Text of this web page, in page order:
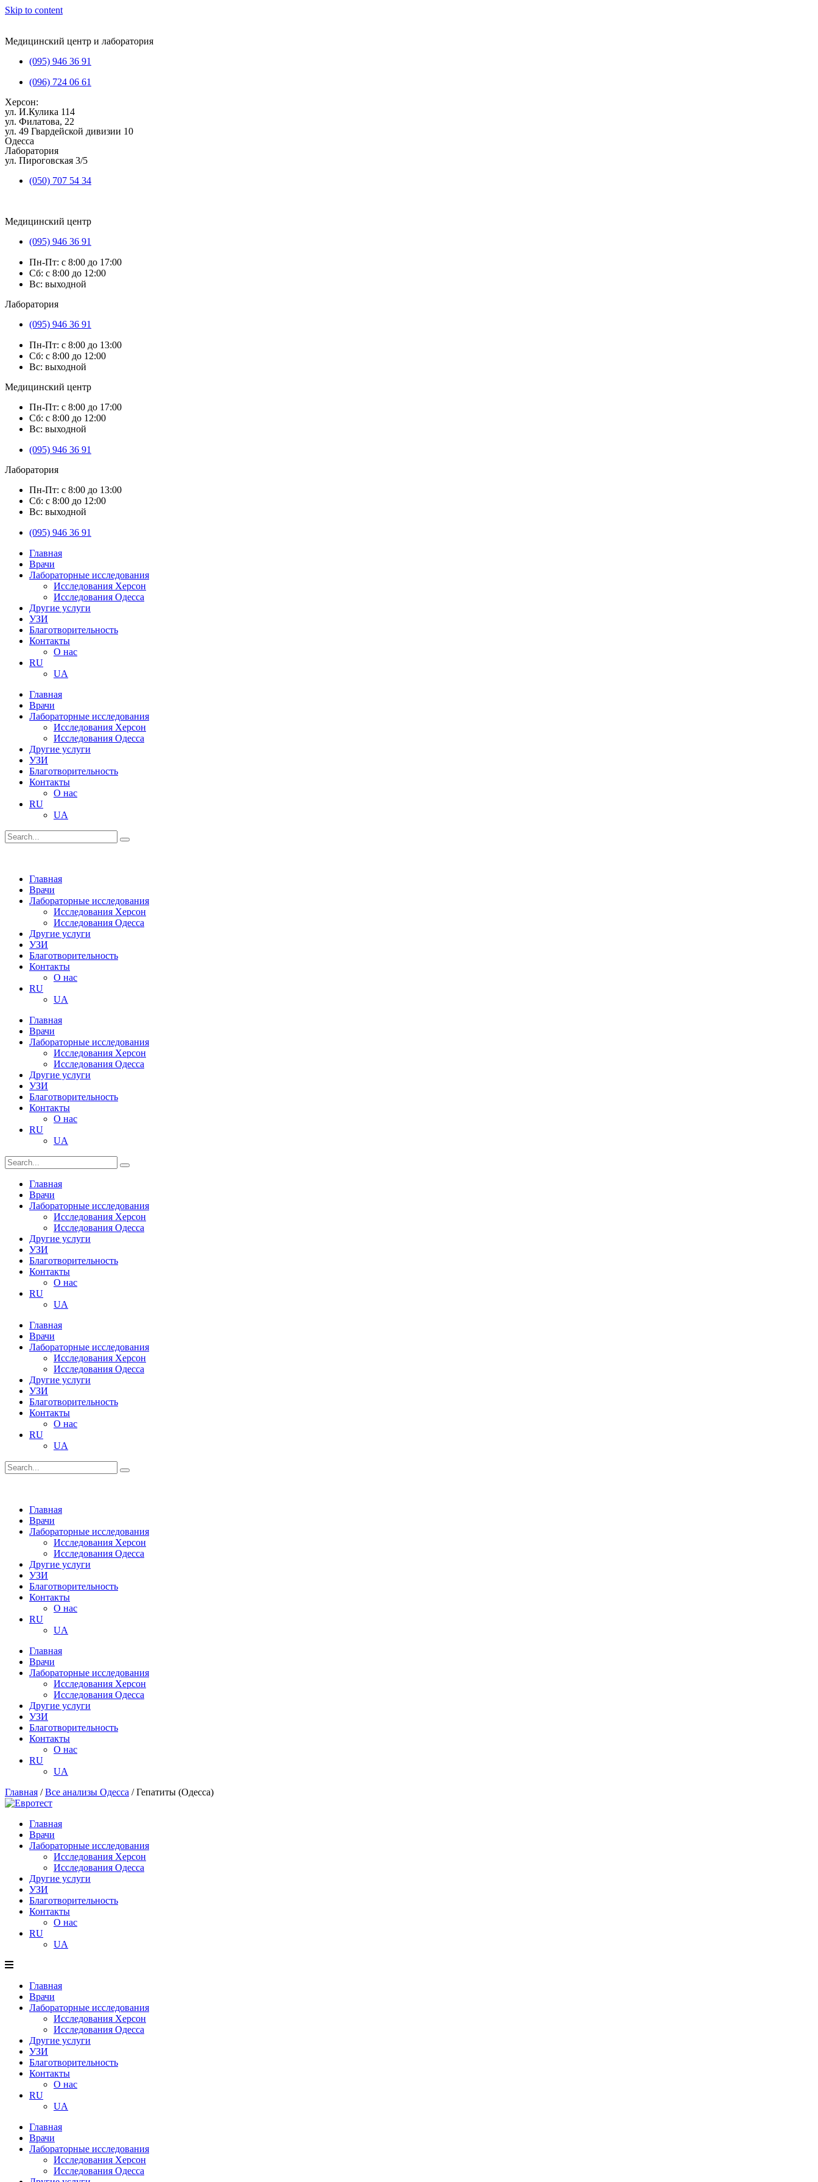
Skip to content
Медицинский центр и лаборатория
(095) 946 36 91
(096) 724 06 61
Херсон:
ул. И.Кулика 114
ул. Филатова, 22
ул. 49 Гвардейской дивизии 10
Одесса
Лаборатория
ул. Пироговская 3/5
(050) 707 54 34
Медицинский центр
(095) 946 36 91
Пн-Пт: с 8:00 до 17:00
Сб: с 8:00 до 12:00
Вс: выходной
Лаборатория
(095) 946 36 91
Пн-Пт: с 8:00 до 13:00
Сб: с 8:00 до 12:00
Вс: выходной
Медицинский центр
Пн-Пт: с 8:00 до 17:00
Сб: с 8:00 до 12:00
Вс: выходной
(095) 946 36 91
Лаборатория
Пн-Пт: с 8:00 до 13:00
Сб: с 8:00 до 12:00
Вс: выходной
(095) 946 36 91
Главная
Врачи
Лабораторные исследования
Исследования Херсон
Исследования Одесса
Другие услуги
УЗИ
Благотворительность
Контакты
О нас
RU
UA
Главная
Врачи
Лабораторные исследования
Исследования Херсон
Исследования Одесса
Другие услуги
УЗИ
Благотворительность
Контакты
О нас
RU
UA
Главная
Врачи
Лабораторные исследования
Исследования Херсон
Исследования Одесса
Другие услуги
УЗИ
Благотворительность
Контакты
О нас
RU
UA
Главная
Врачи
Лабораторные исследования
Исследования Херсон
Исследования Одесса
Другие услуги
УЗИ
Благотворительность
Контакты
О нас
RU
UA
Главная
Врачи
Лабораторные исследования
Исследования Херсон
Исследования Одесса
Другие услуги
УЗИ
Благотворительность
Контакты
О нас
RU
UA
Главная
Врачи
Лабораторные исследования
Исследования Херсон
Исследования Одесса
Другие услуги
УЗИ
Благотворительность
Контакты
О нас
RU
UA
Главная
Врачи
Лабораторные исследования
Исследования Херсон
Исследования Одесса
Другие услуги
УЗИ
Благотворительность
Контакты
О нас
RU
UA
Главная
Врачи
Лабораторные исследования
Исследования Херсон
Исследования Одесса
Другие услуги
УЗИ
Благотворительность
Контакты
О нас
RU
UA
Главная /Все анализы Одесса /Гепатиты (Одесса)
Главная
Врачи
Лабораторные исследования
Исследования Херсон
Исследования Одесса
Другие услуги
УЗИ
Благотворительность
Контакты
О нас
RU
UA
Главная
Врачи
Лабораторные исследования
Исследования Херсон
Исследования Одесса
Другие услуги
УЗИ
Благотворительность
Контакты
О нас
RU
UA
Главная
Врачи
Лабораторные исследования
Исследования Херсон
Исследования Одесса